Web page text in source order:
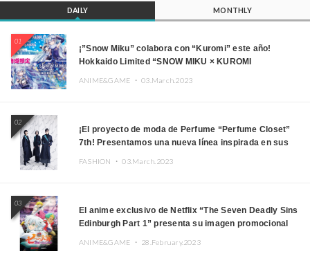
DAILY MONTHLY
01
¡”Snow Miku” colabora con “Kuromi” este año!
Hokkaido Limited “SNOW MIKU × KUROMI
ANIME&GAME ・03.March.2023
02
¡El proyecto de moda de Perfume “Perfume Closet”
7th! Presentamos una nueva línea inspirada en sus
FASHION ・03.March.2023
03
El anime exclusivo de Netflix “The Seven Deadly Sins
Edinburgh Part 1” presenta su imagen promocional
ANIME&GAME ・ 28.February.2023